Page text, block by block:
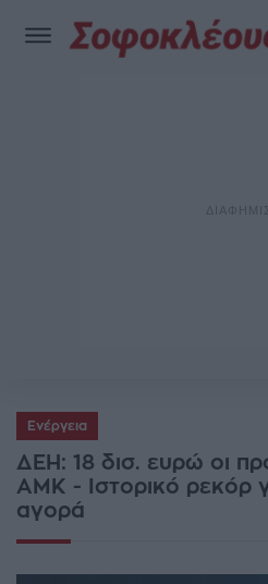
Ενέργεια
ΔΕΗ: 18 δισ. ευρώ οι
AMK - Ιστορικό ρεκόρ
αγορά